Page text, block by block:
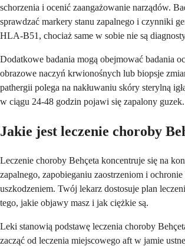
schorzenia i ocenić zaangażowanie narządów.
sprawdzać markery stanu zapalnego i czynniki
HLA-B51, chociaż same w sobie nie są
Dodatkowe badania mogą obejmować badania
obrazowe naczyń krwionośnych lub biopsje
pathergii polega na nakłuwaniu skóry sterylną
w ciągu 24-48 godzin pojawi się zapalony guzek.
Jakie jest leczenie choroby
Leczenie choroby Behçeta koncentruje się na
zapalnego, zapobieganiu zaostrzeniom i
uszkodzeniem. Twój lekarz dostosuje plan
tego, jakie objawy masz i jak ciężkie są.
Leki stanowią podstawę leczenia choroby
zacząć od leczenia miejscowego aft w jamie